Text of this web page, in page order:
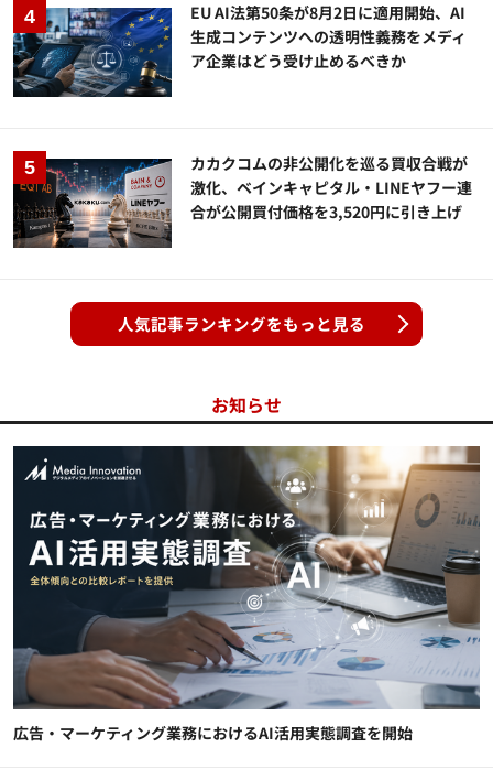
EU AI法第50条が8月2日に適用開始、AI
生成コンテンツへの透明性義務をメディ
ア企業はどう受け止めるべきか
カカクコムの非公開化を巡る買収合戦が
激化、ベインキャピタル・LINEヤフー連
合が公開買付価格を3,520円に引き上げ
人気記事ランキングをもっと見る
お知らせ
広告・マーケティング業務におけるAI活用実態調査を開始